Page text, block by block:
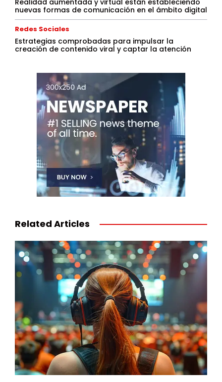
nuevas formas de comunicación en el ámbito digital
Redes Sociales
Estrategias comprobadas para impulsar la
creación de contenido viral y captar la atención
Related Articles